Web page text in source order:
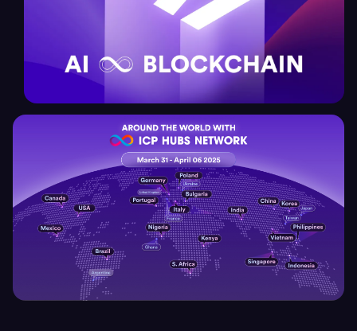
i
n
F
o
オンチェーンで動く分散型AI